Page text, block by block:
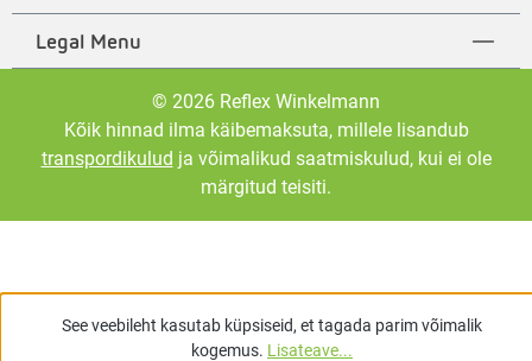
Legal Menu
© 2026 Reflex Winkelmann
Kõik hinnad ilma käibemaksuta, millele lisandub
transpordikulud ja võimalikud saatmiskulud, kui ei ole
märgitud teisiti.
See veebileht kasutab küpsiseid, et tagada parim võimalik
kogemus. Lisateave...